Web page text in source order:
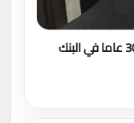
محمد شتا...قيادة مصرفية ناجحة وخبرة 30 عاما في البنك